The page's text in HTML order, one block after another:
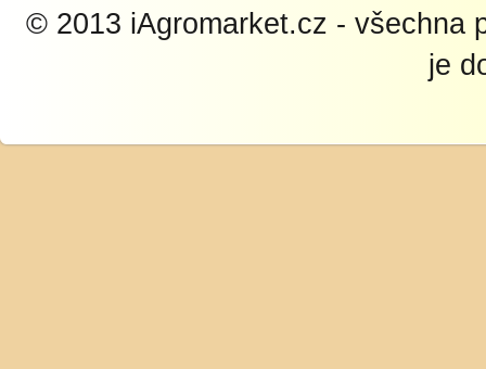
© 2013 iAgromarket.cz - všechna
je